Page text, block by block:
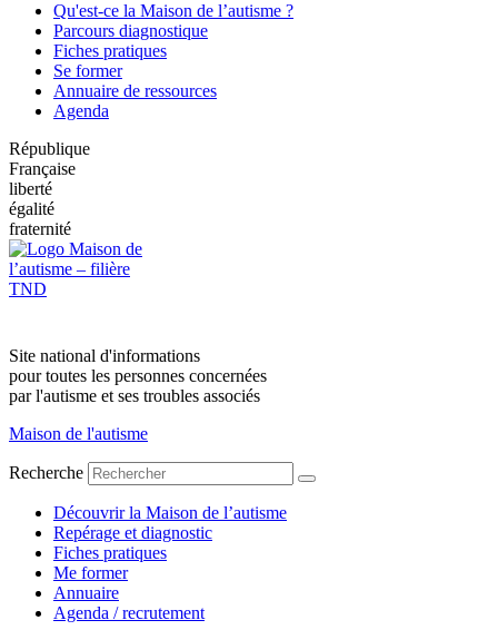
Qu'est-ce la Maison de l’autisme ?
Parcours diagnostique
Fiches pratiques
Se former
Annuaire de ressources
Agenda
République
Française
liberté
égalité
fraternité
Site national d'informations
pour toutes les personnes concernées
par l'autisme et ses troubles associés
Maison de l'autisme
Recherche
Découvrir la Maison de l’autisme
Repérage et diagnostic
Fiches pratiques
Me former
Annuaire
Agenda / recrutement